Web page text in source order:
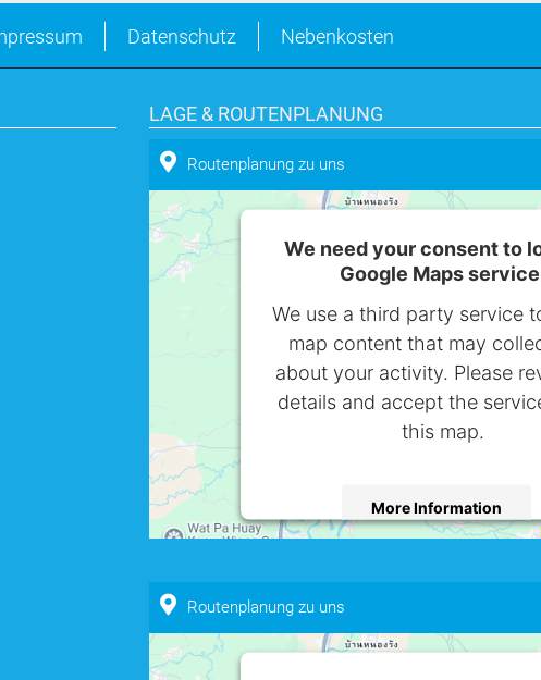
Datenschutz Nebenkosten
LAGE & ROUTENPLANUNG
Routenplanung zu uns
We need your consent to
Google Maps
We use a third party service
map content that may
about your activity. Please
details and accept the
this map.
More Information
powered by
Routenplanung zu uns